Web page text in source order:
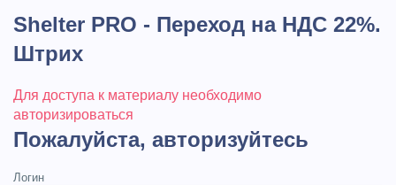
Shelter PRO - Переход на НДС 22%.
Штрих
Для доступа к материалу необходимо
авторизироваться
Пожалуйста, авторизуйтесь
Логин